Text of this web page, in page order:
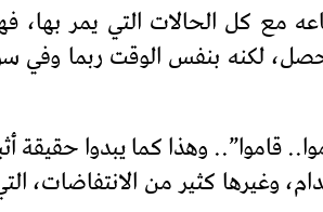
مع كل الحالات التي يمر
تحصل، لكنه بنفس الوقت ربما
قاموا”.. وهذا كما يبدوا حقيقة
حكم البعث وصدام، وغيرها كثير من